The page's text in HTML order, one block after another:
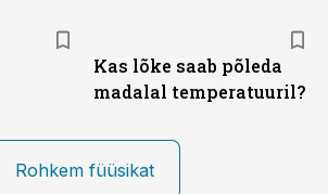
Kas lõke saab põleda
madalal temperatuuril?
Rohkem füüsikat